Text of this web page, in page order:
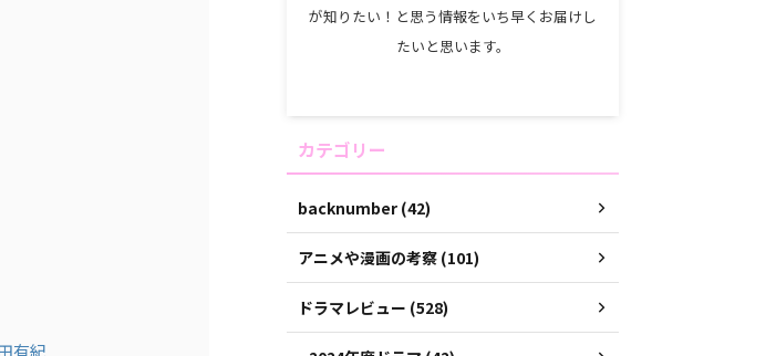
有紀
が知りたい！と思う情報をいち早くお届けし
たいと思います。
カテゴリー
backnumber (42)
アニメや漫画の考察 (101)
ドラマレビュー (528)